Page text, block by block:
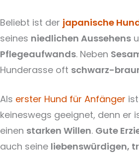
Beliebt ist der japanische
seines niedlichen Aussehens
Pflegeaufwands. Neben
Hunderasse oft schwarz-
Als erster Hund für Anfänger
keineswegs geeignet, denn er
einen starken Willen. Gute
auch seine liebenswürdigen,